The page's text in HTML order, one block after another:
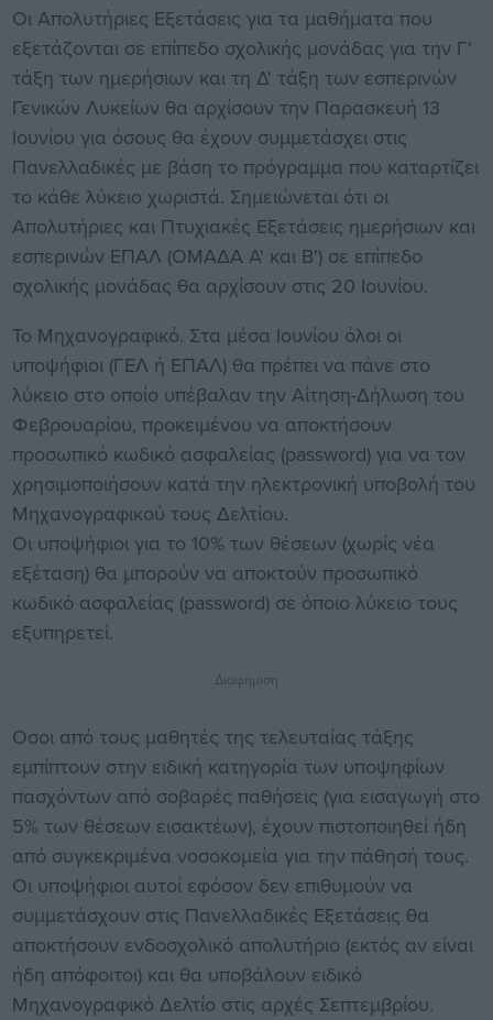
Οι Απολυτήριες Εξετάσεις για τα μαθήματα που
εξετάζονται σε επίπεδο σχολικής μονάδας για την Γ'
τάξη των ημερήσιων και τη Δ' τάξη των εσπερινών
Γενικών Λυκείων θα αρχίσουν την Παρασκευή 13
Ιουνίου για όσους θα έχουν συμμετάσχει στις
Πανελλαδικές με βάση το πρόγραμμα που καταρτίζει
το κάθε λύκειο χωριστά. Σημειώνεται ότι οι
Απολυτήριες και Πτυχιακές Εξετάσεις ημερήσιων και
εσπερινών ΕΠΑΛ (ΟΜΑΔΑ Α' και Β') σε επίπεδο
σχολικής μονάδας θα αρχίσουν στις 20 Ιουνίου.
Το Μηχανογραφικό. Στα μέσα Ιουνίου όλοι οι
υποψήφιοι (ΓΕΛ ή ΕΠΑΛ) θα πρέπει να πάνε στο
λύκειο στο οποίο υπέβαλαν την Αίτηση-Δήλωση του
Φεβρουαρίου, προκειμένου να αποκτήσουν
προσωπικό κωδικό ασφαλείας (password) για να τον
χρησιμοποιήσουν κατά την ηλεκτρονική υποβολή του
Μηχανογραφικού τους Δελτίου.
Οι υποψήφιοι για το 10% των θέσεων (χωρίς νέα
εξέταση) θα μπορούν να αποκτούν προσωπικό
κωδικό ασφαλείας (password) σε όποιο λύκειο τους
εξυπηρετεί.
Διαφήμιση
Οσοι από τους μαθητές της τελευταίας τάξης
εμπίπτουν στην ειδική κατηγορία των υποψηφίων
πασχόντων από σοβαρές παθήσεις (για εισαγωγή στο
5% των θέσεων εισακτέων), έχουν πιστοποιηθεί ήδη
από συγκεκριμένα νοσοκομεία για την πάθησή τους.
Οι υποψήφιοι αυτοί εφόσον δεν επιθυμούν να
συμμετάσχουν στις Πανελλαδικές Εξετάσεις θα
αποκτήσουν ενδοσχολικό απολυτήριο (εκτός αν είναι
ήδη απόφοιτοι) και θα υποβάλουν ειδικό
Μηχανογραφικό Δελτίο στις αρχές Σεπτεμβρίου.